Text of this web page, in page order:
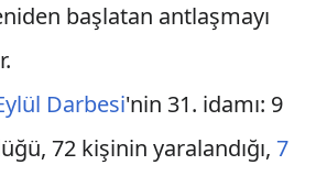
başlatan antlaşmayı
Darbesi'nin 31. idamı: 9
72 kişinin yaralandığı, 7